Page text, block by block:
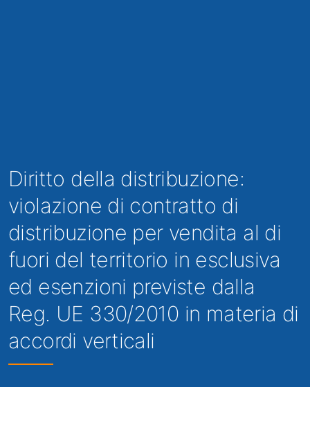
Diritto della distribuzione:
violazione di contratto di
distribuzione per vendita al di
fuori del territorio in esclusiva
ed esenzioni previste dalla
Reg. UE 330/2010 in materia di
accordi verticali